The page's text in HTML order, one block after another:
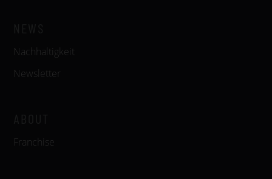
Nachhaltigkeit
Newsletter
Franchise